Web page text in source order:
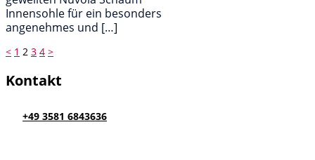
Innensohle für ein besonders
angenehmes und […]
Seitennummerierung
der
Beiträge
< 1 2 3 4 >
Kontakt
+49 3581 6843636